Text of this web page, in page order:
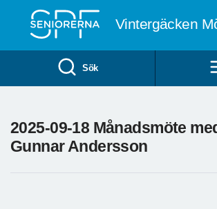
Vintergäcken
Sök
2025-09-18 Månadsmöte
Gunnar Andersson